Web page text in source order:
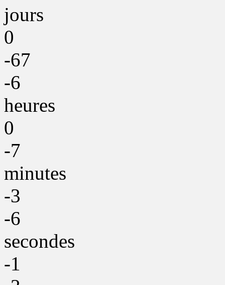
jours
0
-67
-6
heures
0
-7
minutes
-3
-6
secondes
-1